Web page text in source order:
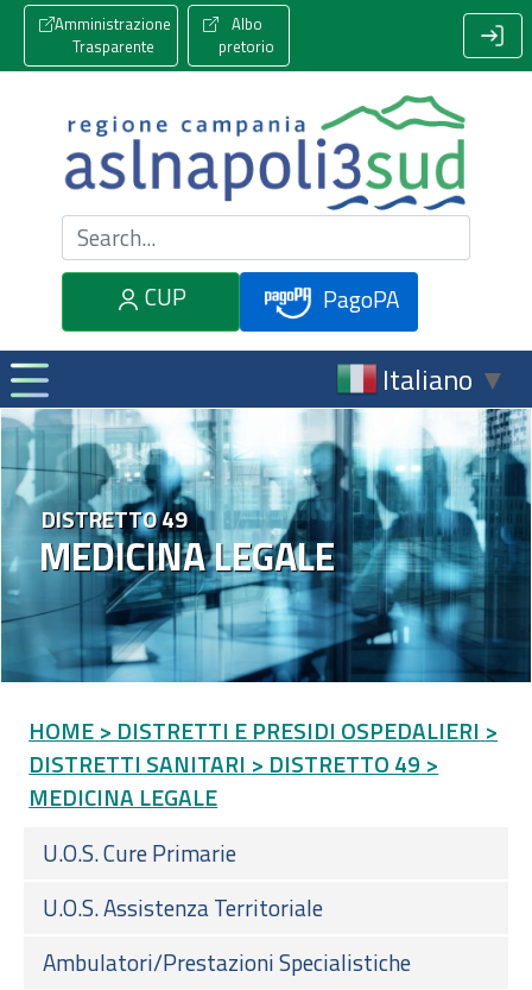
Amministrazione
Trasparente
Albo
pretorio
Cerca nel sito
CUP
PagoPA
Italiano ▼
MEDICINA LEGALE
DISTRETTO 49
HOME > DISTRETTI E PRESIDI OSPEDALIERI >
DISTRETTI SANITARI > DISTRETTO 49 >
MEDICINA LEGALE
U.O.S. Cure Primarie
U.O.S. Assistenza Territoriale
Ambulatori/Prestazioni Specialistiche